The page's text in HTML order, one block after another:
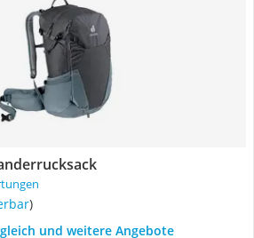
)
und weitere Angebote